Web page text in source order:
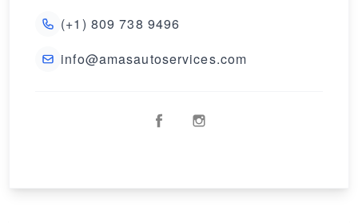
(+1) 809 738 9496
info@amasautoservices.com